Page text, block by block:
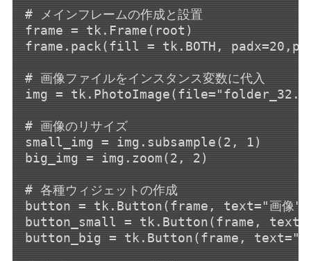
# メインフレームの作成と設置
frame = tk.Frame(root)
frame.pack(fill = tk.BOTH,
# 画像ファイルをインスタンス変数に代入
img =
# 画像のリサイズ
small_img = img.subsample(2, 1)
big_img = img.zoom(2, 2)
# 各種ウィジェットの作成
button = tk.Button(frame, text="画像",
button_small = tk.Button(frame, text="
button_big = tk.Button(frame, text="大